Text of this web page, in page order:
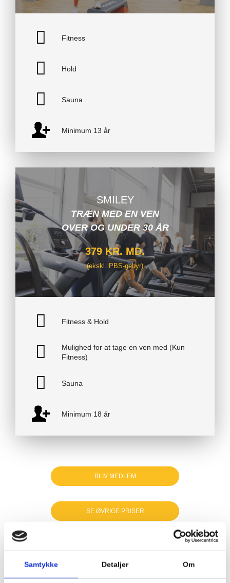
Samtykke Detaljer Om
Fitness
Hold
Sauna
Minimum 13 år
SMILEY
TRÆN MED EN VEN
OVER OG UNDER 30 ÅR
379 KR. MD.
(ekskl. PBS-gebyr)
Fitness & Hold
Mulighed for at tage en ven med (Kun
Fitness)
Sauna
Minimum 18 år
BLIV MEDLEM
SE ØVRIGE PRISER